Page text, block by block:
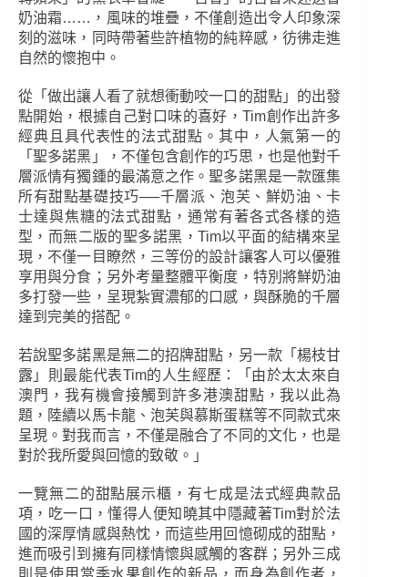
奶油霜……，風味的堆疊，不僅創造出令人印象深
刻的滋味，同時帶著些許植物的純粹感，彷彿走進
自然的懷抱中。
從「做出讓人看了就想衝動咬一口的甜點」的出發
點開始，根據自己對口味的喜好，Tim創作出許多
經典且具代表性的法式甜點。其中，人氣第一的
「聖多諾黑」，不僅包含創作的巧思，也是他對千
層派情有獨鍾的最滿意之作。聖多諾黑是一款匯集
所有甜點基礎技巧──千層派、泡芙、鮮奶油、卡
士達與焦糖的法式甜點，通常有著各式各樣的造
型，而無二版的聖多諾黑，Tim以平面的結構來呈
現，不僅一目瞭然，三等份的設計讓客人可以優雅
享用與分食；另外考量整體平衡度，特別將鮮奶油
多打發一些，呈現紮實濃郁的口感，與酥脆的千層
達到完美的搭配。
若說聖多諾黑是無二的招牌甜點，另一款「楊枝甘
露」則最能代表Tim的人生經歷：「由於太太來自
澳門，我有機會接觸到許多港澳甜點，我以此為
題，陸續以馬卡龍、泡芙與慕斯蛋糕等不同款式來
呈現。對我而言，不僅是融合了不同的文化，也是
對於我所愛與回憶的致敬。」
一覽無二的甜點展示櫃，有七成是法式經典款品
項，吃一口，懂得人便知曉其中隱藏著Tim對於法
國的深厚情感與熱忱，而這些用回憶砌成的甜點，
進而吸引到擁有同樣情懷與感觸的客群；另外三成